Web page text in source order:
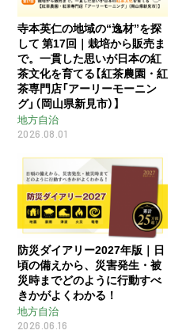
寺本英仁の地域の“逸材”を探
して 第17回｜栽培から販売ま
で。一貫した思いが日本の紅
茶文化を育てる【紅茶農園・紅
茶専門店「アーリーモーニン
グ」（岡山県新見市）】
地方自治
2026.08.01
防災ダイアリー2027年版｜日
頃の備えから、災害発生・被
災時までどのように行動すべ
きかがよくわかる！
地方自治
2026.06.16